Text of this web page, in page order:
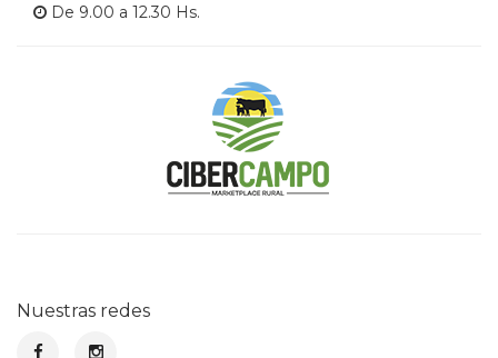
De 9.00 a 12.30 Hs.
Nuestras redes